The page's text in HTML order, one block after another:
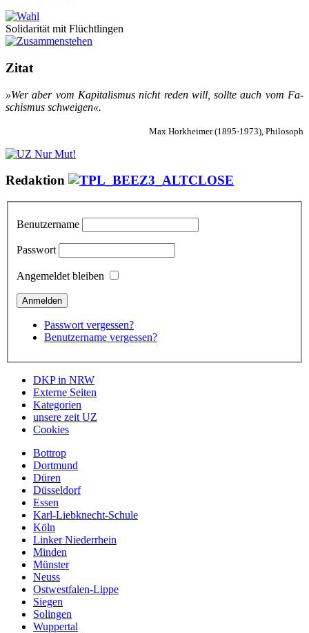
Solidarität mit Flüchtlingen
Zitat
»Wer aber vom Ka­pi­ta­lis­mus nicht re­den will, soll­te auch vom Fa­
schis­mus schwei­gen«.
Max Horkheimer (1895-1973), Philosoph
Redaktion
Benutzername
Passwort
Angemeldet bleiben
Passwort vergessen?
Benutzername vergessen?
DKP in NRW
Externe Seiten
Kategorien
unsere zeit UZ
Cookies
Bottrop
Dortmund
Düren
Düsseldorf
Essen
Karl-Liebknecht-Schule
Köln
Linker Niederrhein
Minden
Münster
Neuss
Ostwestfalen-Lippe
Siegen
Solingen
Wuppertal